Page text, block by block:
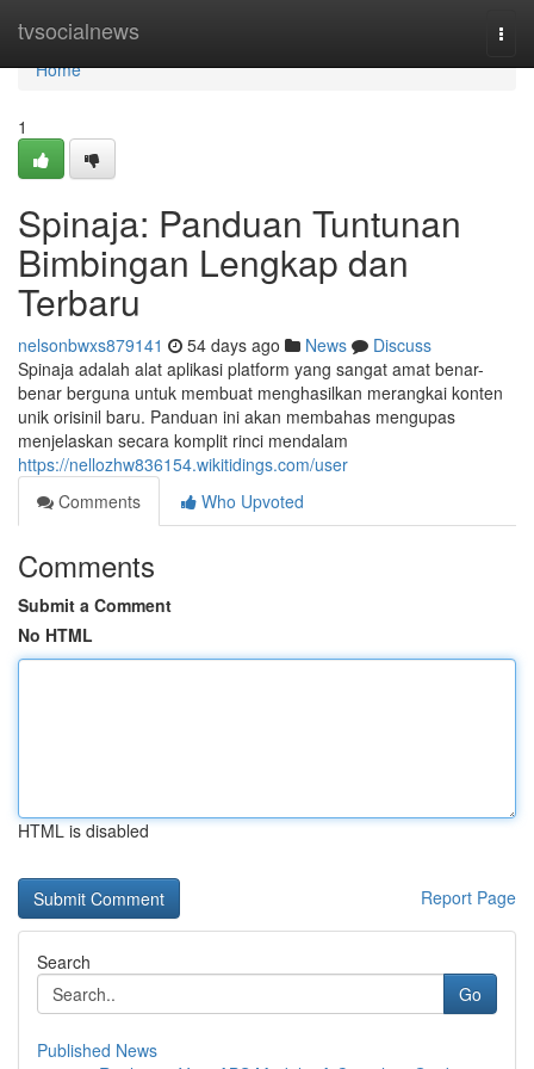
tvsocialnews
Home
Home
1
Spinaja: Panduan Tuntunan
Bimbingan Lengkap dan
Terbaru
nelsonbwxs879141 54 days ago News
Discuss
Spinaja adalah alat aplikasi platform yang sangat amat benar-
benar berguna untuk membuat menghasilkan merangkai konten
unik orisinil baru. Panduan ini akan membahas mengupas
menjelaskan secara komplit rinci mendalam
https://nellozhw836154.wikitidings.com/user
Comments
Who Upvoted
Comments
Submit a Comment
No HTML
HTML is disabled
Report Page
Search
Go
Published News